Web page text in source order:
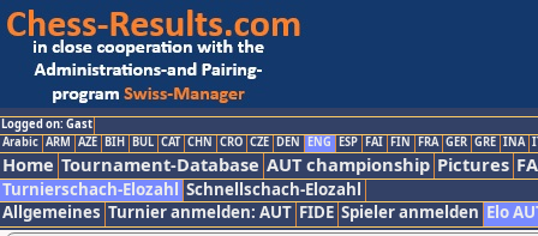
Logged on: Gast
Arabic ARM AZE BIH BUL CAT CHN CRO CZE DEN ENG ESP FAI FIN FRA GER GRE INA
Home Tournament-Database AUT championship Pictures
Turnierschach-Elozahl Schnellschach-Elozahl
Allgemeines Turnier anmelden: AUT FIDE Spieler anmelden Elo